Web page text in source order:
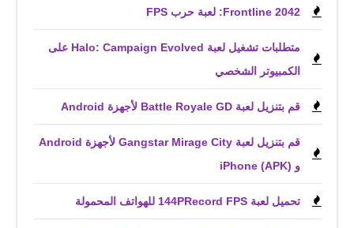
Frontline 2042: لعبة حرب FPS
متطلبات تشغيل لعبة Halo: Campaign Evolved على
الكمبيوتر الشخصي
قم بتنزيل لعبة Battle Royale GD لأجهزة Android
قم بتنزيل لعبة Gangstar Mirage City لأجهزة Android
و iPhone (APK)
تحميل لعبة 144PRecord FPS للهواتف المحمولة